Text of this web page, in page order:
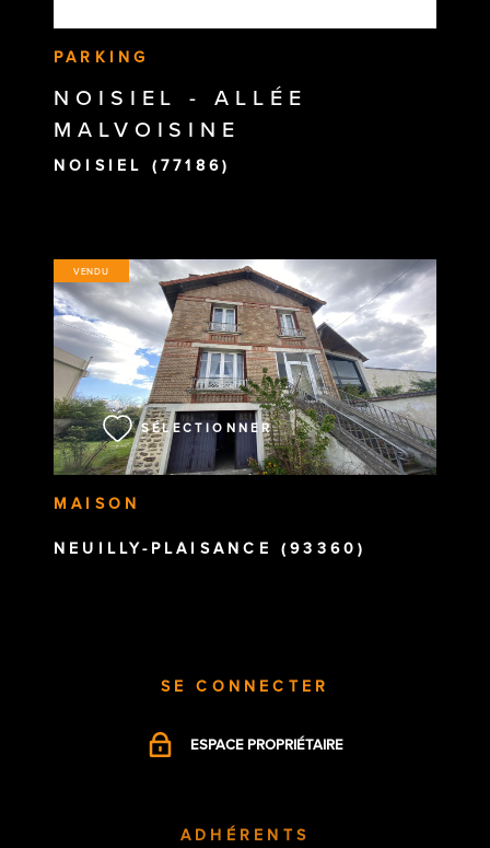
PARKING
NOISIEL - ALLÉE
MALVOISINE
NOISIEL (77186)
MAISON
NEUILLY-PLAISANCE (93360)
VENDU
SÉLECTIONNER
VOIR LE BIEN
SE CONNECTER
ESPACE PROPRIÉTAIRE
ADHÉRENTS